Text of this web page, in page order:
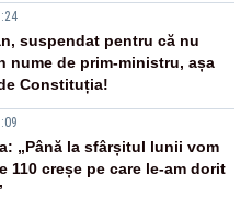
suspendat pentru că nu
nume de prim-ministru, așa
Constituția!
„Până la sfârșitul lunii vom
110 creșe pe care le-am dorit